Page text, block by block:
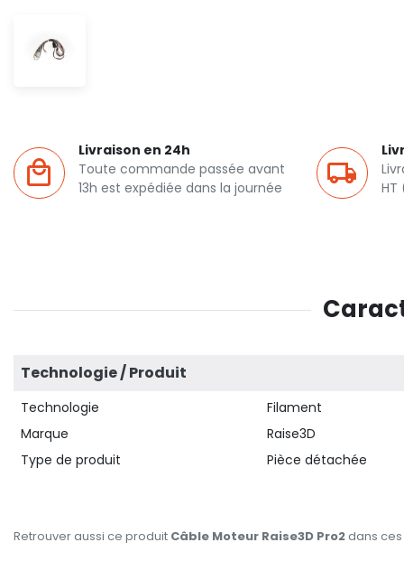
Livraison en 24h
Toute commande passée avant
13h est expédiée dans la journée
HT
Technologie / Produit
Technologie
Filament
Marque
Raise3D
Type de produit
Pièce détachée
Retrouver aussi ce produit Câble Moteur Raise3D Pro2dans